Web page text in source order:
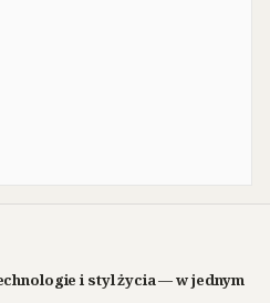
i styl życia — w jednym